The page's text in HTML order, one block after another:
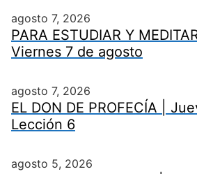
agosto 7, 2026
PARA ESTUDIAR Y
Viernes 7 de agosto
agosto 7, 2026
EL DON DE PROFECÍA |
Lección 6
agosto 5, 2026